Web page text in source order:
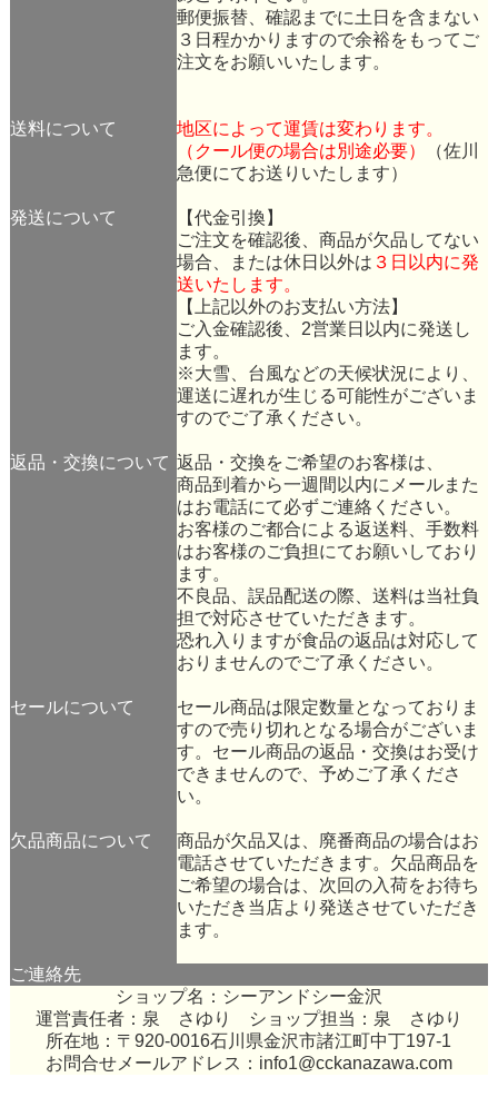
郵便振替、確認までに土日を含まない
３日程かかりますので余裕をもってご
注文をお願いいたします。
送料について
地区によって運賃は変わります。
（クール便の場合は別途必要）
（佐川
急便にてお送りいたします）
発送について
【代金引換】
ご注文を確認後、商品が欠品してない
場合、または休日以外は ３日以内に発
送いたします。
【上記以外のお支払い方法】
ご入金確認後、2営業日以内に発送し
ます。
※大雪、台風などの天候状況により、
運送に遅れが生じる可能性がございま
すのでご了承ください。
返品・交換について 返品・交換をご希望のお客様は、
商品到着から一週間以内にメールまた
はお電話にて必ずご連絡ください。
お客様のご都合による返送料、手数料
はお客様のご負担にてお願いしており
ます。
不良品、誤品配送の際、送料は当社負
担で対応させていただきます。
恐れ入りますが食品の返品は対応して
おりませんのでご了承ください。
セールについて
セール商品は限定数量となっておりま
すので売り切れとなる場合がございま
す。セール商品の返品・交換はお受け
できませんので、予めご了承くださ
い。
欠品商品について
商品が欠品又は、廃番商品の場合はお
電話させていただきます。欠品商品を
ご希望の場合は、次回の入荷をお待ち
いただき当店より発送させていただき
ます。
ご連絡先
ショップ名：シーアンドシー金沢
運営責任者：泉 さゆり ショップ担当：泉 さゆり
所在地：〒920-0016石川県金沢市諸江町中丁197-1
お問合せメールアドレス： info1@cckanazawa.com